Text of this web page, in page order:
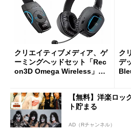
クリエイティブメディア、ゲ
ーミングヘッドセット「Rec
on3D Omega Wireless」の
ク
デ
【無料】洋楽ロッ
ト貯まる
AD（Rチャンネル）